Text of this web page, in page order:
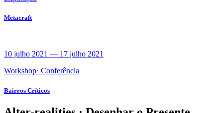
Metacraft
10 julho 2021 — 17 julho 2021
Workshop· Conferência
Bairros Críticos